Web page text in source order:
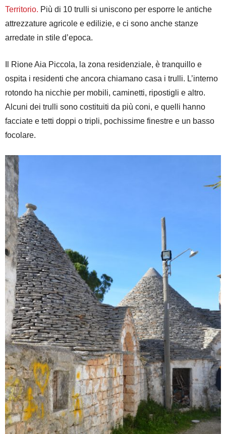
Territorio. Più di 10 trulli si uniscono per esporre le antiche
attrezzature agricole e edilizie, e ci sono anche stanze
arredate in stile d’epoca.
Il Rione Aia Piccola, la zona residenziale, è tranquillo e
ospita i residenti che ancora chiamano casa i trulli. L’interno
rotondo ha nicchie per mobili, caminetti, ripostigli e altro.
Alcuni dei trulli sono costituiti da più coni, e quelli hanno
facciate e tetti doppi o tripli, pochissime finestre e un basso
focolare.